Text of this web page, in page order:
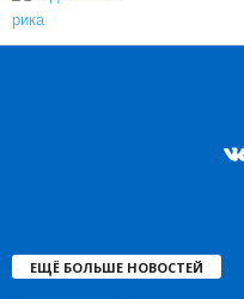
ЕЩЁ БОЛЬШЕ НОВОСТЕЙ